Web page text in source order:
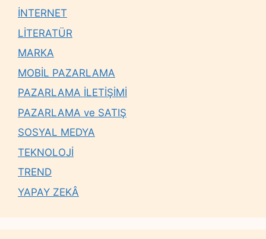
İNTERNET
LİTERATÜR
MARKA
MOBİL PAZARLAMA
PAZARLAMA İLETİŞİMİ
PAZARLAMA ve SATIŞ
SOSYAL MEDYA
TEKNOLOJİ
TREND
YAPAY ZEKÂ